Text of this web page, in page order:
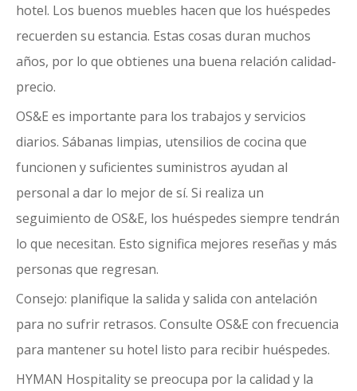
hotel. Los buenos muebles hacen que los huéspedes
recuerden su estancia. Estas cosas duran muchos
años, por lo que obtienes una buena relación calidad-
precio.
OS&E es importante para los trabajos y servicios
diarios. Sábanas limpias, utensilios de cocina que
funcionen y suficientes suministros ayudan al
personal a dar lo mejor de sí. Si realiza un
seguimiento de OS&E, los huéspedes siempre tendrán
lo que necesitan. Esto significa mejores reseñas y más
personas que regresan.
Consejo: planifique la salida y salida con antelación
para no sufrir retrasos. Consulte OS&E con frecuencia
para mantener su hotel listo para recibir huéspedes.
HYMAN Hospitality se preocupa por la calidad y la